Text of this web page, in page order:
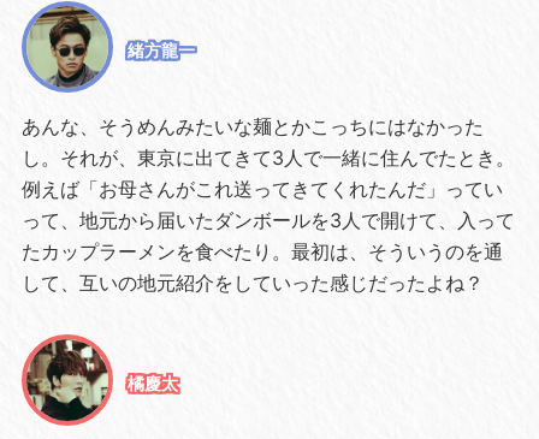
緒方龍一
あんな、そうめんみたいな麺とかこっちにはなかった
し。それが、東京に出てきて3人で一緒に住んでたとき。
例えば「お母さんがこれ送ってきてくれたんだ」ってい
って、地元から届いたダンボールを3人で開けて、入って
たカップラーメンを食べたり。最初は、そういうのを通
して、互いの地元紹介をしていった感じだったよね？
橘慶太